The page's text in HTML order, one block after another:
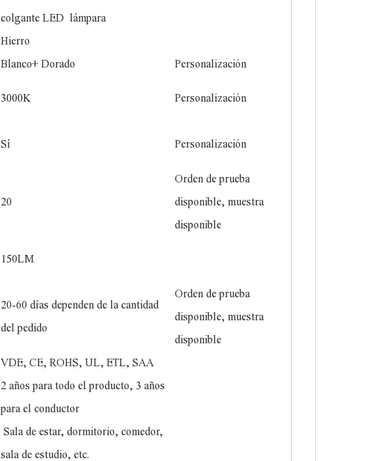
colgante LED lámpara
Hierro
Blanco+ Dorado
Personalización
3000K Personalización
Sí Personalización
20
Orden de prueba
disponible, muestra
disponible
150LM
20-60 días dependen de la cantidad
del pedido
Orden de prueba
disponible, muestra
disponible
VDE, CE, ROHS, UL, ETL, SAA
2 años para todo el producto, 3 años
para el conductor
Sala de estar, dormitorio, comedor,
sala de estudio, etc.